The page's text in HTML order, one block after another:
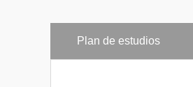
Plan de estudios